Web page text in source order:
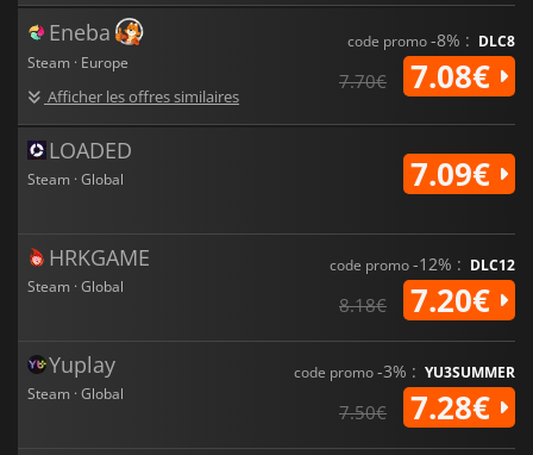
Eneba
Steam · Europe
Afficher les offres similaires
code promo-8% : DLC8
7.70€ 7.08€
LOADED
Steam · Global 7.09€
HRKGAME
Steam · Global
code promo-12% : DLC12
8.18€ 7.20€
Yuplay
Steam · Global
code promo-3% : YU3SUMMER
7.50€ 7.28€